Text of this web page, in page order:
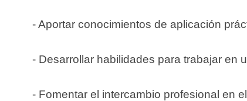
- Aportar conocimientos de aplicación
- Desarrollar habilidades para trabajar en
- Fomentar el intercambio profesional en